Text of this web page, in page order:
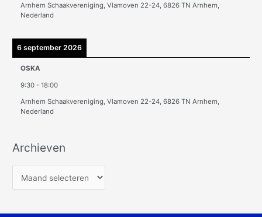
Arnhem Schaakvereniging, Vlamoven 22-24, 6826 TN Arnhem,
Nederland
6 september 2026
OSKA
9:30 -18:00
Arnhem Schaakvereniging, Vlamoven 22-24, 6826 TN Arnhem,
Nederland
Archieven